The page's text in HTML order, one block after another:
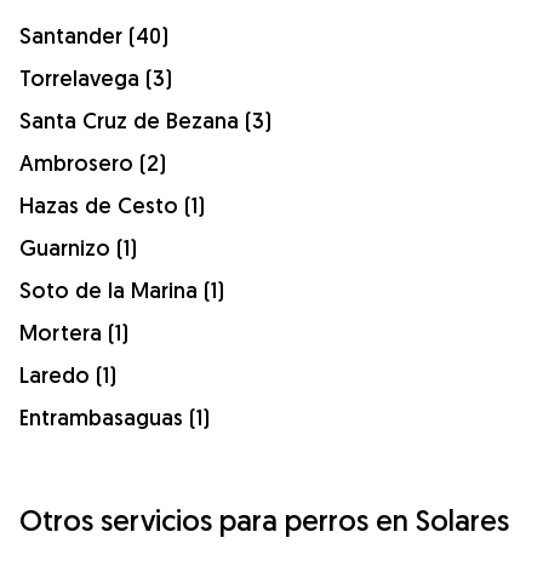
Santander (40)
Torrelavega (3)
Santa Cruz de Bezana (3)
Ambrosero (2)
Hazas de Cesto (1)
Guarnizo (1)
Soto de la Marina (1)
Mortera (1)
Laredo (1)
Entrambasaguas (1)
Otros servicios para perros en Solares